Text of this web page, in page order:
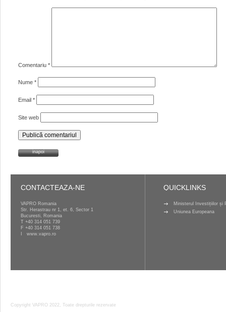
Comentariu *
Nume *
Email *
Site web
inapoi
CONTACTEAZA-NE
VAPRO Romania
Str. Herastrau nr 1, et. 6, Sector 1
Bucuresti, Romania
T +40 314 051 739
F +40 314 051 738
www.vapro.ro
QUICKLINKS
Ministerul Investițiilor și
Uniunea Europeana
Copyright VAPRO 2022, Toate drepturile rezervate